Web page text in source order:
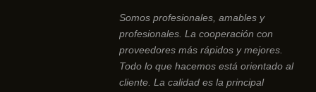
Somos profesionales, amables y
profesionales. La cooperación con
proveedores más rápidos y mejores.
Todo lo que hacemos está orientado al
cliente. La calidad es la principal